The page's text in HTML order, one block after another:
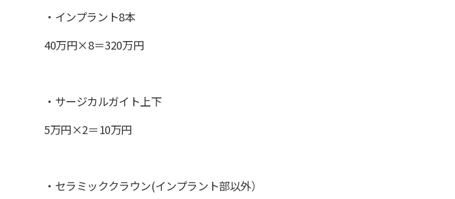
・インプラント8本
40万円×8＝320万円
・サージカルガイト上下
5万円×2＝10万円
・セラミッククラウン(インプラント部以外）